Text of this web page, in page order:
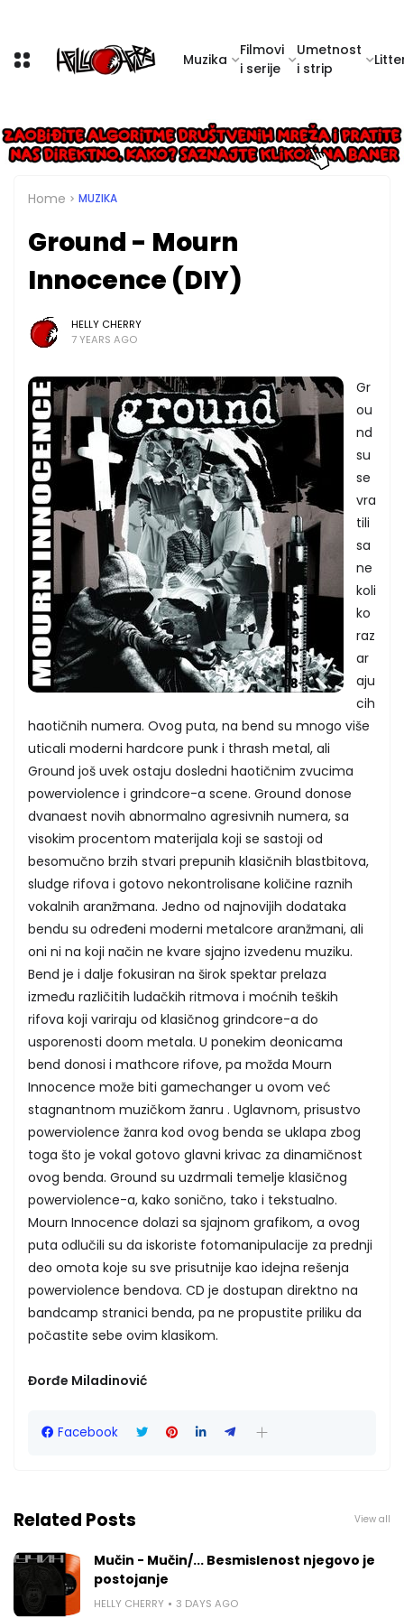
Muzika
Filmovi
i serije
Umetnost
i strip
Home MUZIKA
Ground - Mourn
Innocence (DIY)
HELLY CHERRY
7 YEARS AGO
Gr
ou
nd
su
se
vra
tili
sa
ne
koli
ko
raz
ar
aju
cih
haotičnih numera. Ovog puta, na bend su mnogo više
uticali moderni hardcore punk i thrash metal, ali
Ground još uvek ostaju dosledni haotičnim zvucima
powerviolence i grindcore-a scene. Ground donose
dvanaest novih abnormalno agresivnih numera, sa
visokim procentom materijala koji se sastoji od
besomučno brzih stvari prepunih klasičnih blastbitova,
sludge rifova i gotovo nekontrolisane količine raznih
vokalnih aranžmana. Jedno od najnovijih dodataka
bendu su određeni moderni metalcore aranžmani, ali
oni ni na koji način ne kvare sjajno izvedenu muziku.
Bend je i dalje fokusiran na širok spektar prelaza
između različitih ludačkih ritmova i moćnih teških
rifova koji variraju od klasičnog grindcore-a do
usporenosti doom metala. U ponekim deonicama
bend donosi i mathcore rifove, pa možda Mourn
Innocence može biti gamechanger u ovom već
stagnantnom muzičkom žanru . Uglavnom, prisustvo
powerviolence žanra kod ovog benda se uklapa zbog
toga što je vokal gotovo glavni krivac za dinamičnost
ovog benda. Ground su uzdrmali temelje klasičnog
powerviolence-a, kako sonično, tako i tekstualno.
Mourn Innocence dolazi sa sjajnom grafikom, a ovog
puta odlučili su da iskoriste fotomanipulacije za prednji
deo omota koje su sve prisutnije kao idejna rešenja
powerviolence bendova. CD je dostupan direktno na
bandcamp stranici benda, pa ne propustite priliku da
počastite sebe ovim klasikom.
Đorđe Miladinović
Facebook
Related Posts View all
Mučin - Mučin/... Besmislenost njegovo je
postojanje
HELLY CHERRY 3 DAYS AGO